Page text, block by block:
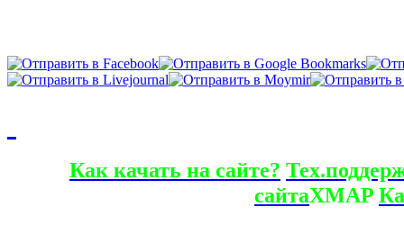
Как качать на сайте?
сайтаXMAP